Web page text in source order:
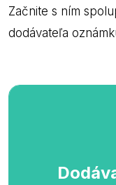
Začnite s ním
dodávateľa